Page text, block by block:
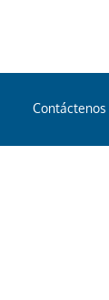
Contáctenos